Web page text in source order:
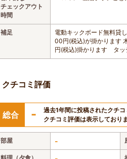
チェックアウト
時間
補足
電動キックボード無料貸
00円(税込)が掛かります
円(税込)掛かります タッ
クチコミ評価
総合 -
過去1年間に投稿されたクチ
クチコミ評価は表示しており
部屋 -